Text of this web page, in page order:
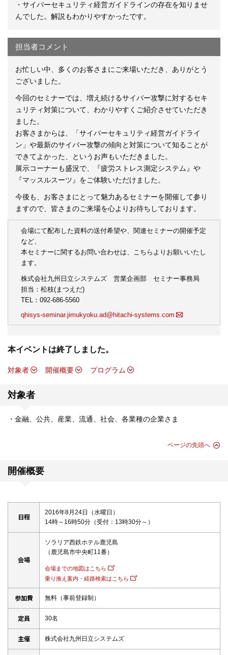
・サイバーセキュリティ経営ガイドラインの存在を知りませ
んでした。解説もわかりやすかったです。
担当者コメント
お忙しい中、多くのお客さまにご来場いただき、ありがとう
ございました。
今回のセミナーでは、増え続けるサイバー攻撃に対するセキ
ュリティ対策について、わかりやすくご紹介させていただき
ました。
お客さまからは、「サイバーセキュリティ経営ガイドライ
ン」や最新のサイバー攻撃の傾向と対策について知ることが
できてよかった、というお声もいただきました。
展示コーナーも盛況で、『疲労ストレス測定システム』や
『マッスルスーツ』をご体験いただけました。
今後も、お客さまにとって魅力あるセミナーを開催して参り
ますので、皆さまのご来場を心よりお待ちしております。
会場にて配布した資料の送付希望や、関連セミナーの開催予定
など、
本セミナーに関するお問い合わせは、こちらよりお願いいたし
ます。
株式会社九州日立システムズ 営業企画部 セミナー事務局
担当：松枝(まつえだ)
TEL：092-686-5560
qhisys-seminar.jimukyoku.ad@hitachi-systems.com
本イベントは終了しました。
対象者 開催概要 プログラム
対象者
・金融、公共、産業、流通、社会、各業種の企業さま
ページの先頭へ
開催概要
日程
2016年8月24日（水曜日）
14時～16時50分（受付：13時30分～）
会場
ソラリア西鉄ホテル鹿児島
（鹿児島市中央町11番）
会場までの地図はこちら
乗り換え案内・経路検索はこちら
参加費 無料（事前登録制）
定員 30名
主催 株式会社九州日立システムズ